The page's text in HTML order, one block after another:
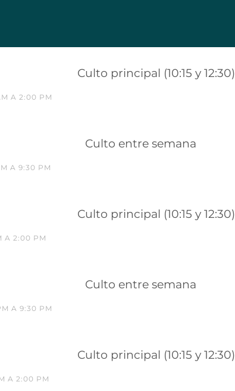
A 2:00 PM
Culto principal (10:15 y 12:30)
A 9:30 PM
Culto entre semana
A 2:00 PM
Culto principal (10:15 y 12:30)
A 9:30 PM
Culto entre semana
A 2:00 PM
Culto principal (10:15 y 12:30)